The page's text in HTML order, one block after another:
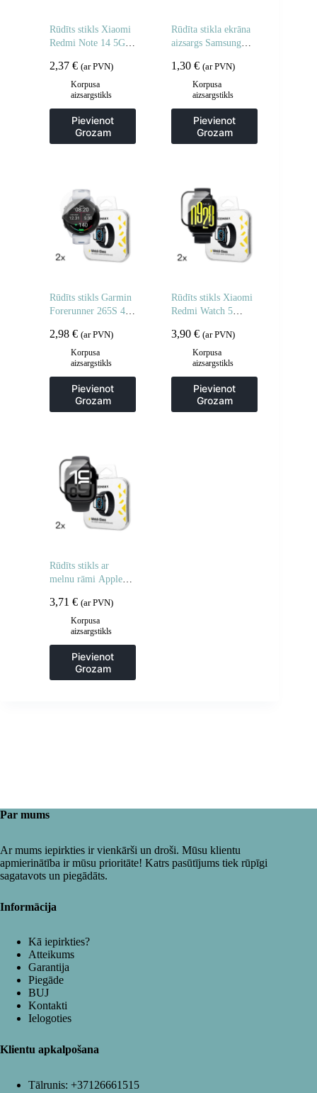
Rūdīts stikls Xiaomi
Redmi Note 14 5G /
stiklam – 2 gab.
2,37 € (ar PVN)
Korpusa
aizsargstikls
Pievienot
Grozam
Rūdīta stikla ekrāna
aizsargs Samsung
stikla ekrāna aizsargs
– 2 gab.
1,30€ (ar PVN)
Korpusa
aizsargstikls
Pievienot
Grozam
Rūdīts stikls Garmin
Forerunner 265S 46
pulkstenim – 2 gab.
2,98 € (ar PVN)
Korpusa
aizsargstikls
Pievienot
Grozam
Rūdīts stikls Xiaomi
Redmi Watch 5
gab.
3,90€ (ar PVN)
Korpusa
aizsargstikls
Pievienot
Grozam
Rūdīts stikls ar
melnu rāmi Apple
Glue – 2 gab.
3,71 € (ar PVN)
Korpusa
aizsargstikls
Pievienot
Grozam
Par mums
Ar mums iepirkties ir vienkārši un droši. Mūsu klientu
apmierinātība ir mūsu prioritāte! Katrs pasūtījums tiek rūpīgi
sagatavots un piegādāts.
Informācija
Kā iepirkties?
Atteikums
Garantija
Piegāde
BUJ
Kontakti
Ielogoties
Klientu apkalpošana
Tālrunis: +37126661515